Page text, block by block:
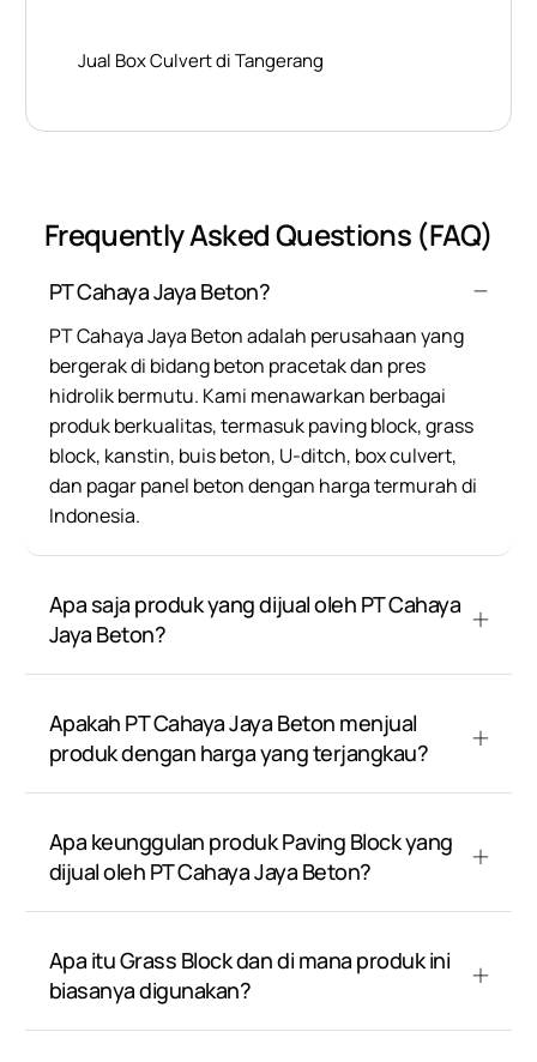
Jual Box Culvert di Tangerang
Frequently Asked Questions (FAQ)
PT Cahaya Jaya Beton?
PT Cahaya Jaya Beton adalah perusahaan yang
bergerak di bidang beton pracetak dan pres
hidrolik bermutu. Kami menawarkan berbagai
produk berkualitas, termasuk paving block, grass
block, kanstin, buis beton, U-ditch, box culvert,
dan pagar panel beton dengan harga termurah di
Indonesia.
Apa saja produk yang dijual oleh PT Cahaya
Jaya Beton?
Apakah PT Cahaya Jaya Beton menjual
produk dengan harga yang terjangkau?
Apa keunggulan produk Paving Block yang
dijual oleh PT Cahaya Jaya Beton?
Apa itu Grass Block dan di mana produk ini
biasanya digunakan?